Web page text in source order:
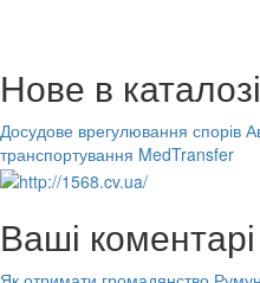
Нове в каталозі
Досудове врегулювання спорів
транспортування MedTransfer
Ваші коментарі